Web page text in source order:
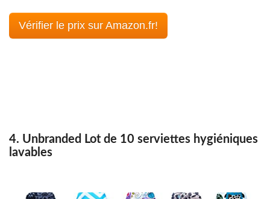
Vérifier le prix sur Amazon.fr!
4. Unbranded Lot de 10 serviettes hygiéniques
lavables